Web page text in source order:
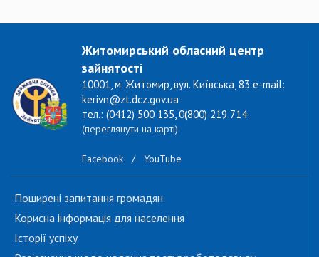
Житомирський обласний центр
зайнятості
10001, м. Житомир, вул. Київська, 83 e-mail:
kerivn@zt.dcz.gov.ua
тел.: (0412) 500 135, 0(800) 219 714
(переглянути на карті)
Facebook / YouTube
Поширені запитання громадян
Корисна інформація для населення
Історії успіху